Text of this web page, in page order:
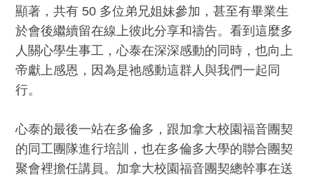
顯著，共有 50 多位弟兄姐妹參加，甚至有畢業生
於會後繼續留在線上彼此分享和禱告。看到這麼多
人關心學生事工，心泰在深深感動的同時，也向上
帝獻上感恩，因為是祂感動這群人與我們一起同
行。
心泰的最後一站在多倫多，跟加拿大校園福音團契
的同工團隊進行培訓，也在多倫多大學的聯合團契
聚會裡擔任講員。加拿大校園福音團契總幹事在送